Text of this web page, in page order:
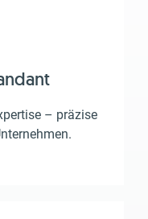
– präzise